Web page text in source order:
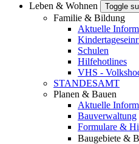
Leben & Wohnen
Toggle
Familie & Bildung
Aktuelle
Schulen
Hilfehotlines
VHS -
STANDESAMT
Planen & Bauen
Aktuelle
Bauverwaltung
Formulare &
Baugebiete &